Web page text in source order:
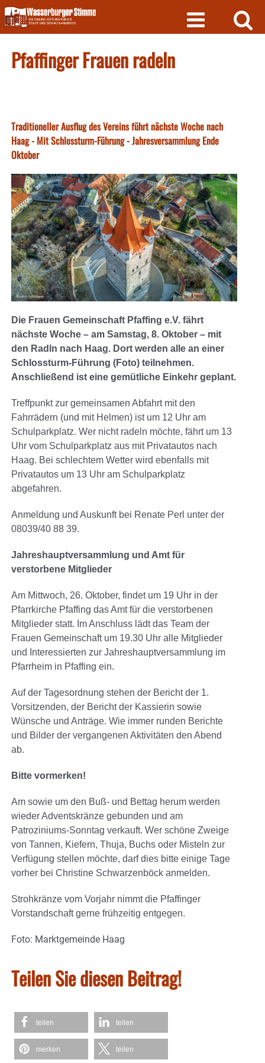
Skip
to
content
Pfaffinger Frauen radeln
Traditioneller Ausflug des Vereins führt nächste Woche nach
Haag - Mit Schlossturm-Führung - Jahresversammlung Ende
Oktober
Die Frauen Gemeinschaft Pfaffing e.V. fährt
nächste Woche – am Samstag, 8. Oktober – mit
den Radln nach Haag. Dort werden alle an einer
Schlossturm-Führung (Foto) teilnehmen.
Anschließend ist eine gemütliche Einkehr geplant.
Treffpunkt zur gemeinsamen Abfahrt mit den
Fahrrädern (und mit Helmen) ist um 12 Uhr am
Schulparkplatz. Wer nicht radeln möchte, fährt um 13
Uhr vom Schulparkplatz aus mit Privatautos nach
Haag. Bei schlechtem Wetter wird ebenfalls mit
Privatautos um 13 Uhr am Schulparkplatz
abgefahren.
Anmeldung und Auskunft bei Renate Perl unter der
08039/40 88 39.
Jahreshauptversammlung und Amt für
verstorbene Mitglieder
Am Mittwoch, 26. Oktober, findet um 19 Uhr in der
Pfarrkirche Pfaffing das Amt für die verstorbenen
Mitglieder statt. Im Anschluss lädt das Team der
Frauen Gemeinschaft um 19.30 Uhr alle Mitglieder
und Interessierten zur Jahreshauptversammlung im
Pfarrheim in Pfaffing ein.
Auf der Tagesordnung stehen der Bericht der 1.
Vorsitzenden, der Bericht der Kassierin sowie
Wünsche und Anträge. Wie immer runden Berichte
und Bilder der vergangenen Aktivitäten den Abend
ab.
Bitte vormerken!
Am sowie um den Buß- und Bettag herum werden
wieder Adventskränze gebunden und am
Patroziniums-Sonntag verkauft. Wer schöne Zweige
von Tannen, Kiefern, Thuja, Buchs oder Misteln zur
Verfügung stellen möchte, darf dies bitte einige Tage
vorher bei Christine Schwarzenböck anmelden.
Strohkränze vom Vorjahr nimmt die Pfaffinger
Vorstandschaft gerne frühzeitig entgegen.
Foto: Marktgemeinde Haag
Teilen Sie diesen Beitrag!
teilen teilen
merken teilen